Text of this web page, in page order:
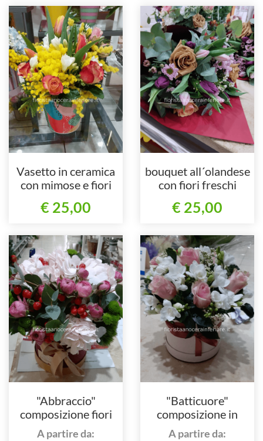
Vasetto in ceramica
con mimose e fiori
€ 25,00
bouquet all´olandese
con fiori freschi
€ 25,00
"Abbraccio"
composizione fiori
misti
A partire da:
"Batticuore"
composizione in
scatola
A partire da: